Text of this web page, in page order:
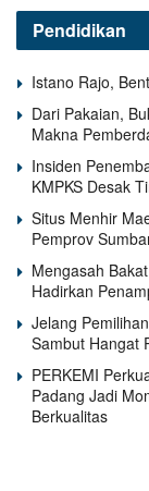
Pendidikan
Istano Rajo,
Dari Pakaian,
Makna
Insiden
KMPKS Desak
Situs Menhir
Pemprov
Mengasah
Hadirkan
Jelang
Sambut Hangat
PERKEMI
Padang Jadi
Berkualitas